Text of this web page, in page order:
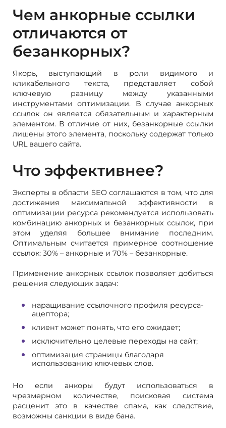
Чем анкорные ссылки
отличаются от
безанкорных?
Якорь, выступающий в роли видимого и
кликабельного текста, представляет собой
ключевую разницу между указанными
инструментами оптимизации. В случае анкорных
ссылок он является обязательным и характерным
элементом. В отличие от них, безанкорные ссылки
лишены этого элемента, поскольку содержат только
URL вашего сайта.
Что эффективнее?
Эксперты в области SEO соглашаются в том, что для
достижения максимальной эффективности в
оптимизации ресурса рекомендуется использовать
комбинацию анкорных и безанкорных ссылок, при
этом уделяя большее внимание последним.
Оптимальным считается примерное соотношение
ссылок: 30% – анкорные и 70% – безанкорные.
Применение анкорных ссылок позволяет добиться
решения следующих задач:
наращивание ссылочного профиля ресурса-
ацептора;
клиент может понять, что его ожидает;
исключительно целевые переходы на сайт;
оптимизация страницы благодаря
использованию ключевых слов.
Но если анкоры будут использоваться в
чрезмерном количестве, поисковая система
расценит это в качестве спама, как следствие,
возможны санкции в виде бана.